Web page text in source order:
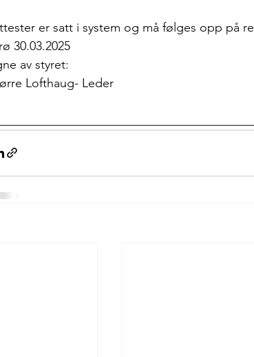
er satt i system og må følges opp på
30.03.2025
av styret:
Lofthaug- Leder